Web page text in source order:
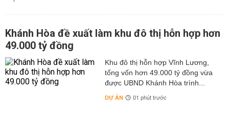
Khánh Hòa đề xuất làm khu đô thị hỗn hợp hơn
49.000 tỷ đồng
Khu đô thị hỗn hợp Vĩnh Lương,
tổng vốn hơn 49.000 tỷ đồng vừa
được UBND Khánh Hòa trình...
DỰ ÁN 01 phút trước